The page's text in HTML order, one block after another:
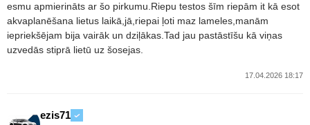
esmu apmierināts ar šo pirkumu.Riepu testos šīm riepām it kā esot
akvaplanēšana lietus laikā,jā,riepai ļoti maz lameles,manām
iepriekšējam bija vairāk un dziļākas.Tad jau pastāstīšu kā viņas
uzvedās stiprā lietū uz šosejas.
17.04.2026 18:17
ezis71